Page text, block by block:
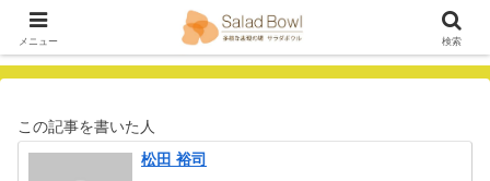
この記事を書いた人
松田 裕司
メニュー 検索